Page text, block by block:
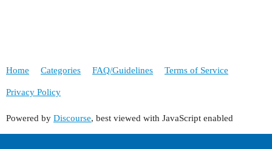
Home Categories FAQ/Guidelines Terms of Service
Privacy Policy
Powered by Discourse, best viewed with JavaScript enabled